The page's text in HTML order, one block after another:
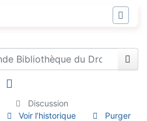
Discussion
Voir l’historique Purger